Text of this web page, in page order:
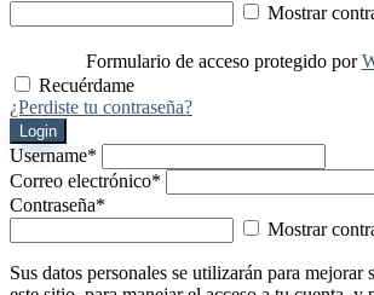
Mostrar
Formulario de acceso protegido por
Recuérdame
¿Perdiste tu contraseña?
Login
Username*
Correo electrónico*
Contraseña*
Mostrar
Sus datos personales se utilizarán para mejorar